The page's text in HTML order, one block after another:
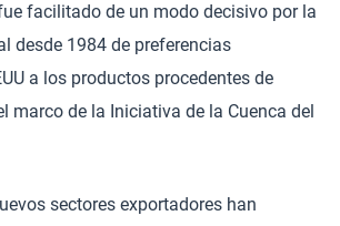
facilitado de un modo decisivo por la
desde 1984 de preferencias
a los productos procedentes de
marco de la Iniciativa de la Cuenca del
sectores exportadores han